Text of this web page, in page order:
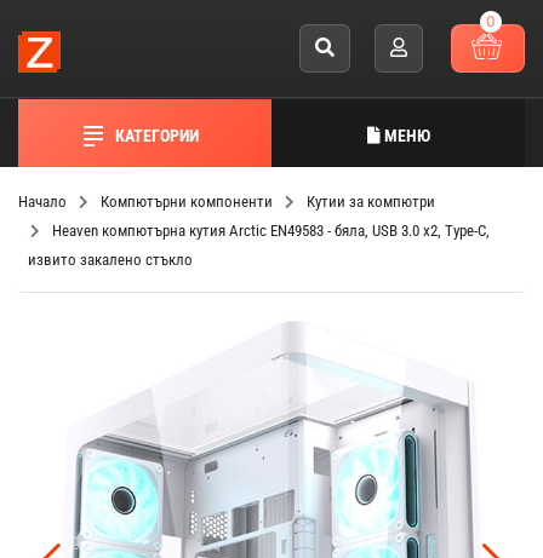
0
КАТЕГОРИИ МЕНЮ
Начало Компютърни компоненти
Кутии за компютри
Heaven компютърна кутия Arctic EN49583 - бяла, USB 3.0 x2, Type-C,
извито закалено стъкло